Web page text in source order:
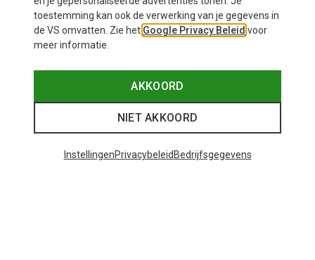
toestemming kan ook de verwerking van je gegevens in
de VS omvatten. Zie het Google Privacy Beleid voor
meer informatie.
AKKOORD
NIET AKKOORD
InstellingenPrivacybeleid Bedrijfsgegevens